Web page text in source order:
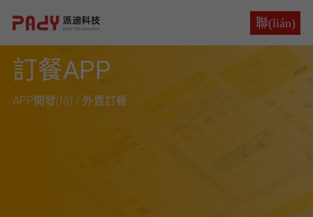
聯(lián)
系
聯(lián)
訂餐APP
APP開發(fā) / 外賣訂餐